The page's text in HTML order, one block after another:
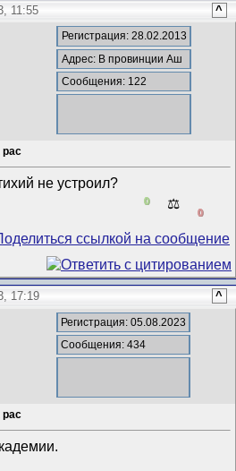
11:55 ^
Регистрация: 28.02.2013
Адрес: В провинции Аш
Сообщения: 122
рас
не устроил?
0 ⚖️
0
17:19 ^
Регистрация: 05.08.2023
Сообщения: 434
рас